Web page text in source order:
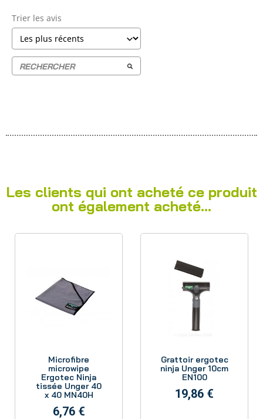
Trier les avis
Les clients qui ont acheté ce produit
ont également acheté...
Microfibre
microwipe
Ergotec Ninja
tissée Unger 40
x 40 MN40H
6,76 €
Grattoir ergotec
ninja Unger 10cm
EN100
19,86 €